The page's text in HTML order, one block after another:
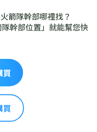
箭隊幹部哪裡找？
幹部位置」就能幫您快
買
買